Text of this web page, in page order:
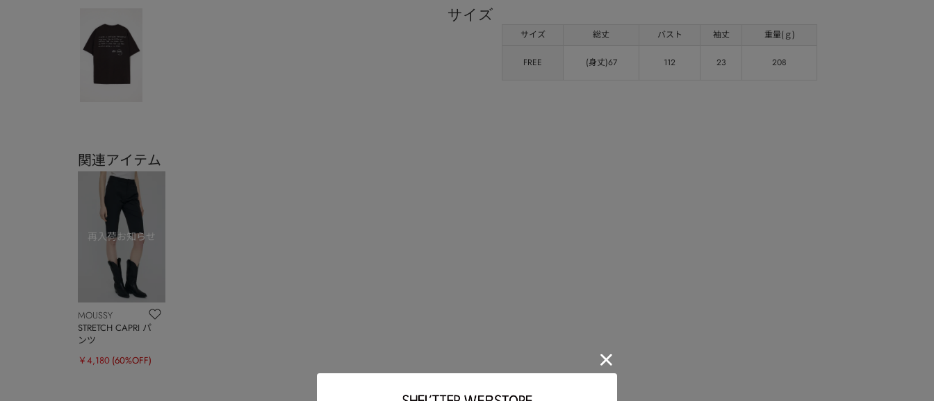
関連アイテム
MOUSSY
STRETCH CAPRI パ
ンツ
￥4,180 (60%OFF)
サイズ
サイズ 総丈 バスト 袖丈 重量(ｇ)
FREE (身丈)67 112 23 208